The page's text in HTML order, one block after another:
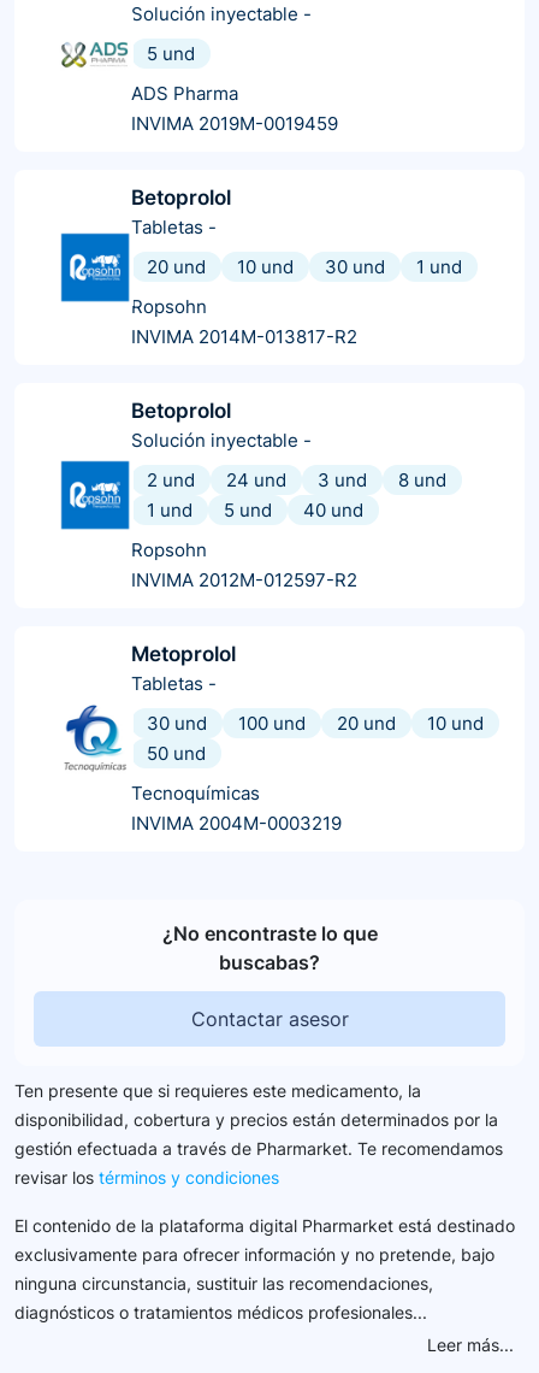
Solución inyectable -
5 und
ADS Pharma
INVIMA 2019M-0019459
Betoprolol
Tabletas -
20 und
10 und 30 und
1 und
Ropsohn
INVIMA 2014M-013817-R2
Betoprolol
Solución inyectable -
2 und
24 und 3 und
8 und
1 und
5 und
40 und
Ropsohn
INVIMA 2012M-012597-R2
Metoprolol
Tabletas -
30 und
100 und 20 und
10 und
50 und
Tecnoquímicas
INVIMA 2004M-0003219
¿No encontraste lo que
buscabas?
Contactar asesor
Ten presente que si requieres este medicamento, la
disponibilidad, cobertura y precios están determinados por la
gestión efectuada a través de Pharmarket. Te recomendamos
revisar los términos y condiciones
El contenido de la plataforma digital Pharmarket está destinado
exclusivamente para ofrecer información y no pretende, bajo
ninguna circunstancia, sustituir las recomendaciones,
diagnósticos o tratamientos médicos profesionales...
Leer más...